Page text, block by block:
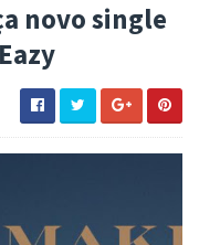
novo single